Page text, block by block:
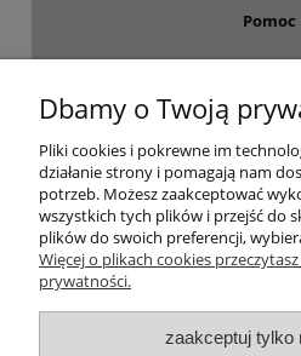
Pomoc
Moje
Gwarancja i
O firmie
Dbamy o Twoją
Pliki cookies i pokrewne im
działanie strony i pomagają nam
potrzeb. Możesz zaakceptować
wszystkich tych plików i przejść do
plików do swoich preferencji,
Więcej o plikach cookies
prywatności.
zaakceptuj tylko